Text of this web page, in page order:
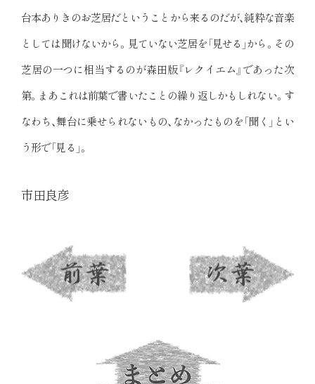
台本ありきのお芝居だということから来るのだが、純粋な音楽
としては聞けないから。見ていない芝居を「見せる」から。その
芝居の一つに相当するのが森田版『レクイエム』であった次
第。まあこれは前葉で書いたことの繰り返しかもしれない。す
なわち、舞台に乗せられないもの、なかったものを「聞く」とい
う形で「見る」。
市田良彦